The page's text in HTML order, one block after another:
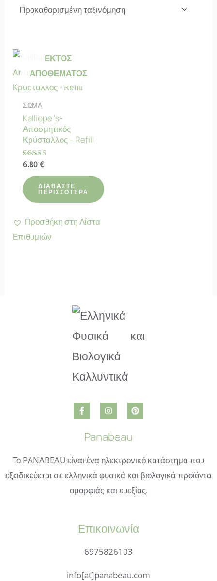
ΕΚΤΌΣ
ΑΠΟΘΈΜΑΤΟΣ
ΣΩΜΑ
Kalliope ‘s-
Αποσμητικός
Κρύσταλλος – Refill
Βαθμολογήθηκε
4.82
από 5
6.80 €
ΔΙΑΒΆΣΤΕ
ΠΕΡΙΣΣΌΤΕΡΑ
Προσθήκη στη Λίστα
Επιθυμιών
Panabeau
Το PANABEAU είναι ένα ηλεκτρονικό κατάστημα που
εξειδικεύεται σε ελληνικά φυσικά και βιολογικά προϊόντα
ομορφιάς και ευεξίας.
Επικοινωνία
6975826103
info[at]panabeau.com